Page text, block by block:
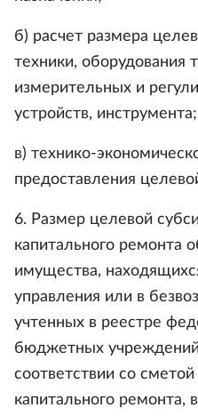
б) расчет размера
техники, оборудования
измерительных и
устройств, инструмента;
в) технико-
предоставления
6. Размер целевой
капитального ремонта
имущества,
управления или в
учтенных в реестре
бюджетных
соответствии со
капитального ремонта,